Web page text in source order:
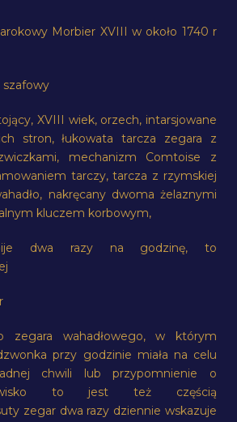
Morbier XVIII w około 1740 r
szafowy
XVIII wiek, orzech, intarsjowane
stron, łukowata tarcza zegara z
mechanizm Comtoise z
tarczy, tarcza z rzymskiej
nakręcany dwoma żelaznymi
kluczem korbowym,
dwa razy na godzinę, to
zegara wahadłowego, w którym
przy godzinie miała na celu
chwili lub przypomnienie o
to jest też częścią
zegar dwa razy dziennie wskazuje